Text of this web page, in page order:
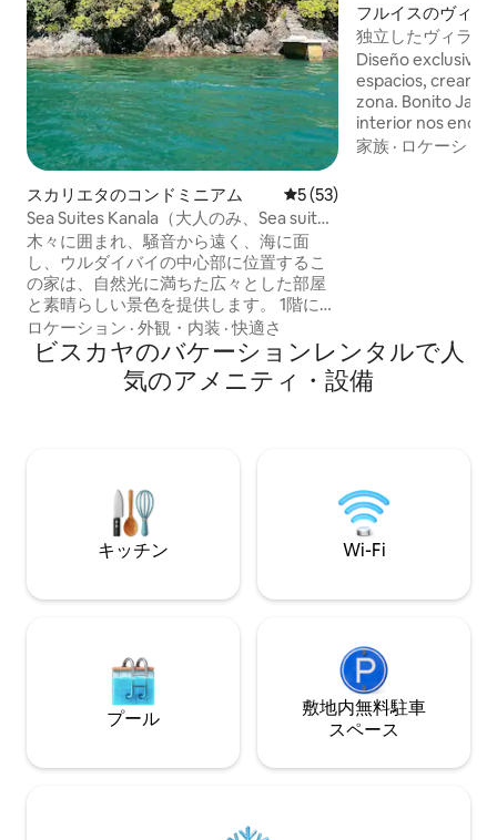
スカリエタのコンドミニアム レビュー53件、5つ星中5つ
5 (53)
Sea Suites Kanala（大人のみ、Sea suites
ii）
木々に囲まれ、騒音から遠く、海に面
し、ウルダイバイの中心部に位置するこ
の家は、自然光に満ちた広々とした部屋
と素晴らしい景色を提供します。 1階に
は、バスルーム付きの1ベッドルームのス
イートがあります。 バスルーム付きのス
イートルームがあります。 キッチンは、
大きなテーブルのあるダイニングルーム
渡せ、家の中から自然を眺めることがで
に、お部屋からは海を見渡せるスペース
にアクセスでき、キッチン、ダイニング
わっています。リビングルームの壮大な
には Wi-Fi ネットワークと、Netflix およ
び幅広いスポーツ番組に接続された 42 イ
ンチのテレビがあります。両方のお部屋
に、アイロンとアイロン台のある大きな
は、冷蔵庫・冷凍庫、食器洗い機、オー
ロケーション · 外観・内装 ·快適さ
フルイスのヴィラ
独立したヴィラの
Diseño exclusivo.
espacios,
zona. Bonito Jardín con piscina. En el
interior nos
volúmenes que
家族 · ロケーショ
ビスカヤのバケーションレンタルで人
気のアメニティ・設備
キッチン Wi-Fi
プール
敷地内無料駐⁠車
ス⁠ペ⁠ー⁠ス